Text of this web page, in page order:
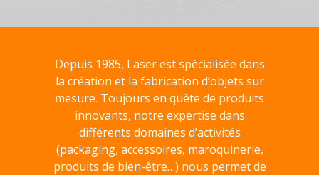
Depuis 1985, Laser est spécialisée dans
la création et la fabrication d’objets sur
mesure. Toujours en quête de produits
innovants, notre expertise dans
différents domaines d’activités
(packaging, accessoires, maroquinerie,
produits de bien-être…) nous permet de